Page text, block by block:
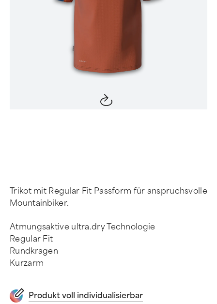
Trikot mit Regular Fit Passform für anspruchsvolle
Mountainbiker.
Atmungsaktive ultra.dry Technologie
Regular Fit
Rundkragen
Kurzarm
Produkt voll individualisierbar